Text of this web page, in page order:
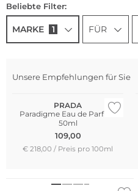
Beliebte Filter:
MARKE 1 FÜR
Unsere Empfehlungen für Sie
PRADA
Paradigme Eau de Parfum
50ml
109,00
€ 218,00 / Preis pro 100ml